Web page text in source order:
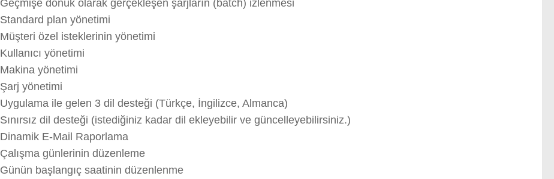
Geçmişe dönük olarak gerçekleşen şarjların (batch) izlenmesi
Standard plan yönetimi
Müşteri özel isteklerinin yönetimi
Kullanıcı yönetimi
Makina yönetimi
Şarj yönetimi
Uygulama ile gelen 3 dil desteği (Türkçe, İngilizce, Almanca)
Sınırsız dil desteği (istediğiniz kadar dil ekleyebilir ve güncelleyebilirsiniz.)
Dinamik E-Mail Raporlama
Çalışma günlerinin düzenleme
Günün başlangıç saatinin düzenlenme